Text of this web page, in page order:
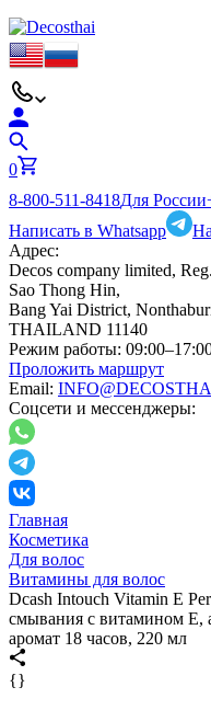
0
8-800-511-8418Для России
Написать в Whatsapp
Адрес:
Decos company limited,
Sao Thong Hin,
Bang Yai District,
THAILAND 11140
Режим работы:
Проложить маршрут
Email:
Соцсети и мессенджеры:
Главная
Косметика
Для волос
Витамины для волос
Dcash Intouch Vitamin E
смывания с витамином E,
аромат 18 часов, 220 мл
{}